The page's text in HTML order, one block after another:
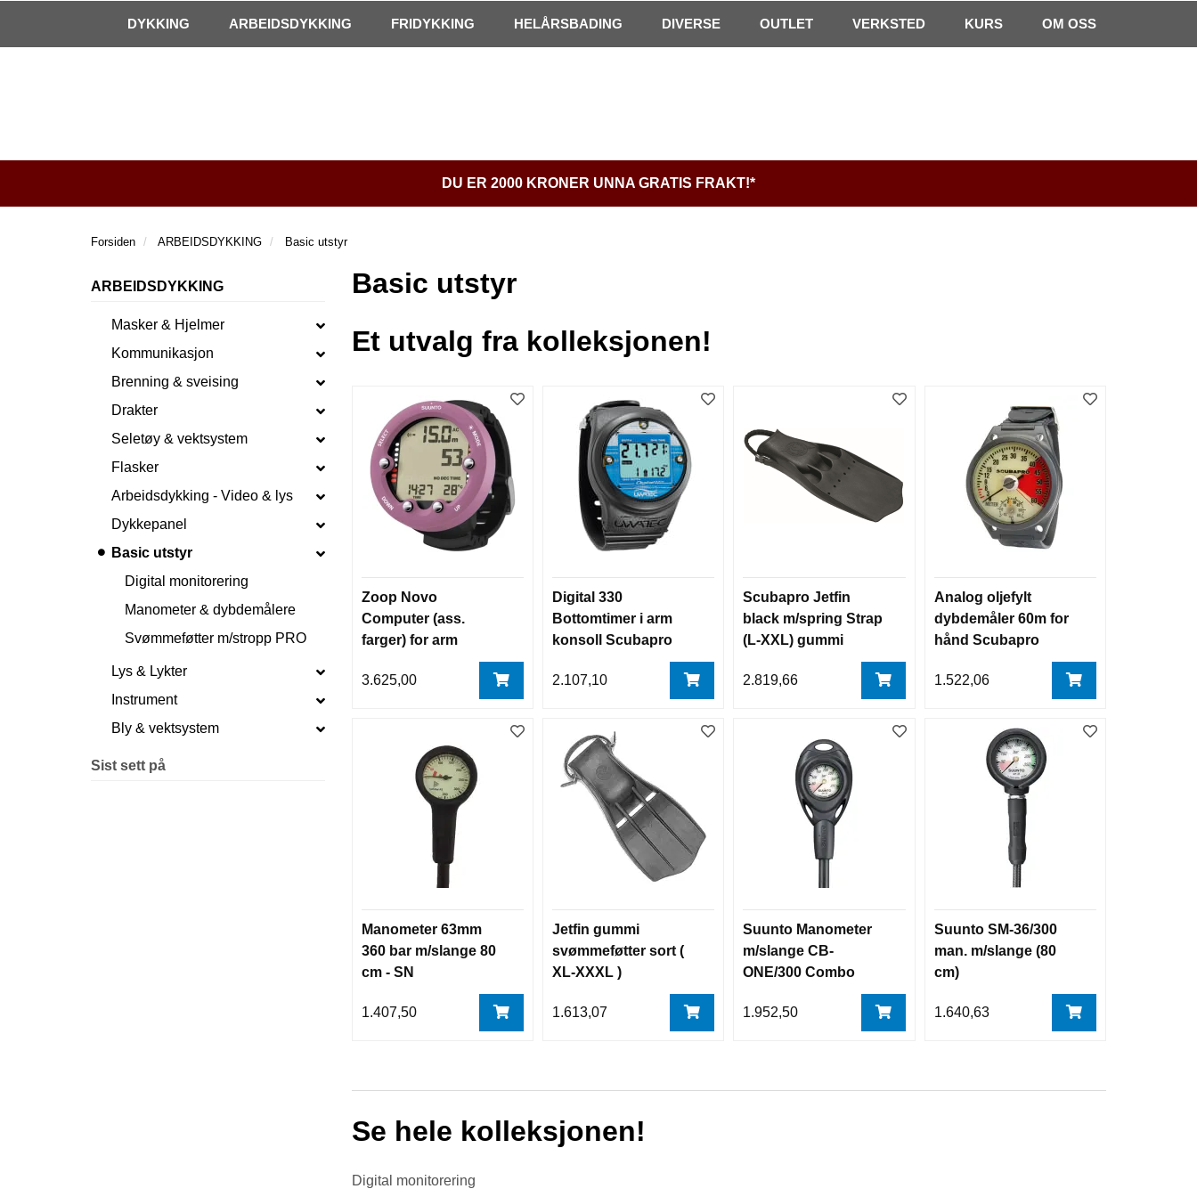
Kontakt oss! Åpningstider Min side Infosenter Favoritter
DYKKING ARBEIDSDYKKING FRIDYKKING HELÅRSBADING DIVERSE OUTLET VERKSTED KURS OM OSS
DU ER 2000 KRONER UNNA GRATIS FRAKT!*
Forsiden ARBEIDSDYKKING Basic utstyr
ARBEIDSDYKKING
Masker & Hjelmer
Kommunikasjon
Brenning & sveising
Drakter
Seletøy & vektsystem
Flasker
Arbeidsdykking - Video & lys
Dykkepanel
Basic utstyr
Digital monitorering
Manometer & dybdemålere
Svømmeføtter m/stropp PRO
Lys & Lykter
Instrument
Bly & vektsystem
Sist sett på
Basic utstyr
Et utvalg fra kolleksjonen!
Zoop Novo
Computer (ass.
farger) for arm
3.625,00
Digital 330
Bottomtimer i arm
konsoll Scubapro
2.107,10
Scubapro Jetfin
black m/spring Strap
(L-XXL) gummi
2.819,66
Analog oljefylt
dybdemåler 60m for
hånd Scubapro
1.522,06
Manometer 63mm
360 bar m/slange 80
cm - SN
1.407,50
Jetfin gummi
svømmeføtter sort (
XL-XXXL )
1.613,07
Suunto Manometer
m/slange CB-
ONE/300 Combo
1.952,50
Suunto SM-36/300
man. m/slange (80
cm)
1.640,63
Se hele kolleksjonen!
Digital monitorering